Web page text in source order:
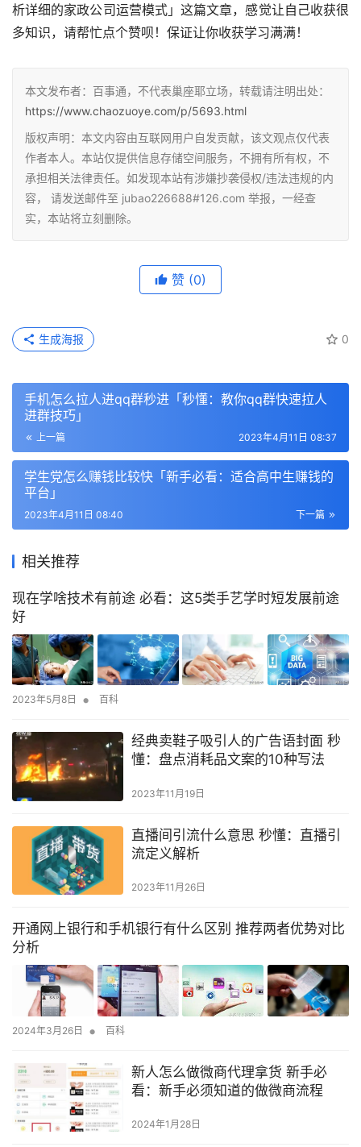
析详细的家政公司运营模式」这篇文章，感觉让自己收获很
多知识，请帮忙点个赞呗！保证让你收获学习满满！
本文发布者：百事通，不代表巢座耶立场，转载请注明出处：
https://www.chaozuoye.com/p/5693.html
版权声明：本文内容由互联网用户自发贡献，该文观点仅代表
作者本人。本站仅提供信息存储空间服务，不拥有所有权，不
承担相关法律责任。如发现本站有涉嫌抄袭侵权/违法违规的内
容， 请发送邮件至 jubao226688#126.com 举报，一经查
实，本站将立刻删除。
赞 (0)
0
生成海报
手机怎么拉人进qq群秒进「秒懂：教你qq群快速拉人
进群技巧」
上一篇 2023年4月11日 08:37
学生党怎么赚钱比较快「新手必看：适合高中生赚钱的
平台」
下一篇
2023年4月11日 08:40
相关推荐
现在学啥技术有前途 必看：这5类手艺学时短发展前途
好
2023年5月8日 • 百科
经典卖鞋子吸引人的广告语封面 秒
懂：盘点消耗品文案的10种写法
2023年11月19日
直播间引流什么意思 秒懂：直播引
流定义解析
2023年11月26日
开通网上银行和手机银行有什么区别 推荐两者优势对比
分析
2024年3月26日 • 百科
新人怎么做微商代理拿货 新手必
看：新手必须知道的做微商流程
2024年1月28日